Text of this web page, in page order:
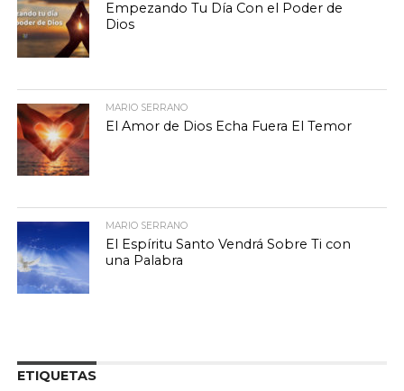
Empezando Tu Día Con el Poder de
Dios
MARIO SERRANO
El Amor de Dios Echa Fuera El Temor
MARIO SERRANO
El Espíritu Santo Vendrá Sobre Ti con
una Palabra
ETIQUETAS